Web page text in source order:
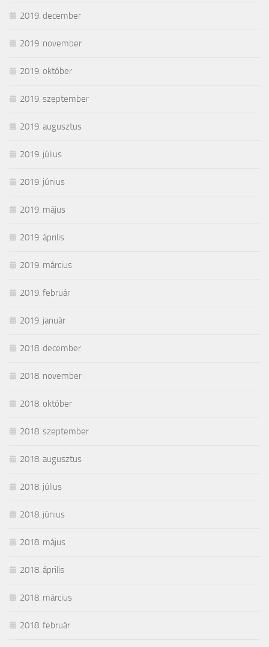
2019. december
2019. november
2019. október
2019. szeptember
2019. augusztus
2019. július
2019. június
2019. május
2019. április
2019. március
2019. február
2019. január
2018. december
2018. november
2018. október
2018. szeptember
2018. augusztus
2018. július
2018. június
2018. május
2018. április
2018. március
2018. február